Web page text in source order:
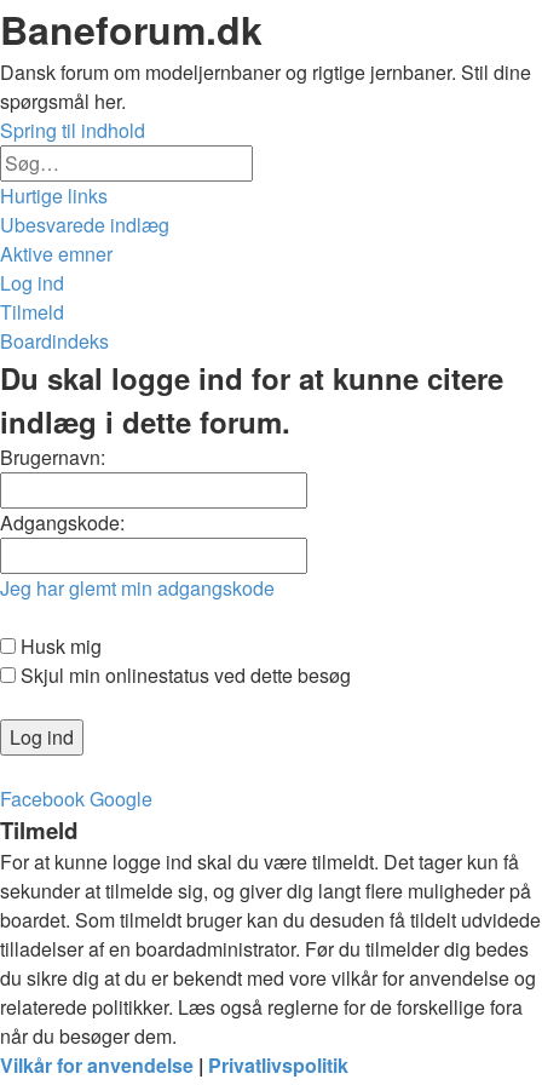
Baneforum.dk
Dansk forum om modeljernbaner og rigtige jernbaner. Stil dine
spørgsmål her.
Spring til indhold
Hurtige links
Ubesvarede indlæg
Aktive emner
Log ind
Tilmeld
Boardindeks
Søg
Du skal logge ind for at kunne citere
indlæg i dette forum.
Brugernavn:
Adgangskode:
Jeg har glemt min adgangskode
Husk mig
Skjul min onlinestatus ved dette besøg
FacebookGoogle
Tilmeld
For at kunne logge ind skal du være tilmeldt. Det tager kun få
sekunder at tilmelde sig, og giver dig langt flere muligheder på
boardet. Som tilmeldt bruger kan du desuden få tildelt udvidede
tilladelser af en boardadministrator. Før du tilmelder dig bedes
du sikre dig at du er bekendt med vore vilkår for anvendelse og
relaterede politikker. Læs også reglerne for de forskellige fora
når du besøger dem.
Vilkår for anvendelse | Privatlivspolitik